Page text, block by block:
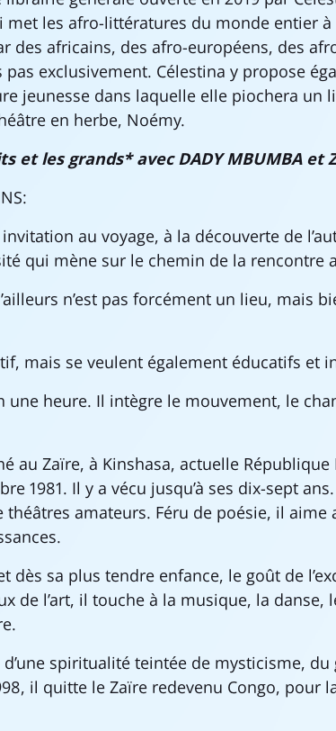
met les afro-littératures du monde entier à
des africains, des afro-européens, des
exclusivement. Célestina y propose
jeunesse dans laquelle elle piochera un
en herbe, Noémy.
et les grands* avec DADY MBUMBA et
au voyage, à la découverte de
qui mène sur le chemin de la rencontre
n’est pas forcément un lieu, mais
mais se veulent également éducatifs et
une heure. Il intègre le mouvement, le
au Zaïre, à Kinshasa, actuelle
1981. Il y a vécu jusqu’à ses dix-sept
amateurs. Féru de poésie, il aime
dès sa plus tendre enfance, le goût de
de l’art, il touche à la musique, la danse,
spiritualité teintée de mysticisme, du
il quitte le Zaïre redevenu Congo, pour